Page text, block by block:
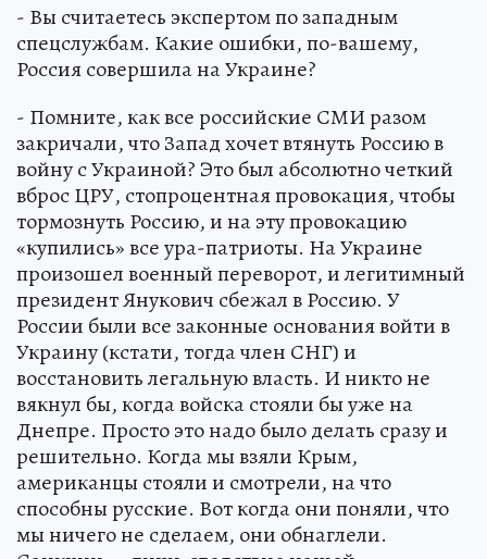
- Вы считаетесь экспертом по западным
спецслужбам. Какие ошибки, по-вашему,
Россия совершила на Украине?
- Помните, как все российские СМИ разом
закричали, что Запад хочет втянуть Россию в
войну с Украиной? Это был абсолютно четкий
вброс ЦРУ, стопроцентная провокация, чтобы
тормознуть Россию, и на эту провокацию
«купились» все ура-патриоты. На Украине
произошел военный переворот, и легитимный
президент Янукович сбежал в Россию. У
России были все законные основания войти в
Украину (кстати, тогда член СНГ) и
восстановить легальную власть. И никто не
вякнул бы, когда войска стояли бы уже на
Днепре. Просто это надо было делать сразу и
решительно. Когда мы взяли Крым,
американцы стояли и смотрели, на что
способны русские. Вот когда они поняли, что
мы ничего не сделаем, они обнаглели.